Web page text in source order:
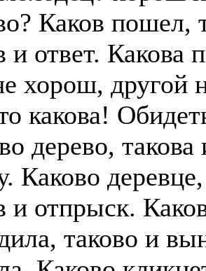
Каков пошел,
и ответ. Какова
хорош, другой
какова!
дерево, такова
Каково
и отпрыск.
таково и